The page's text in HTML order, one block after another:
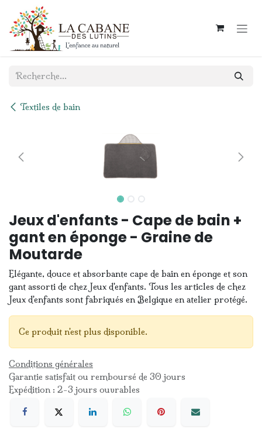
Se rendre au contenu
Textiles de bain
Jeux d'enfants - Cape de bain +
gant en éponge - Graine de
Moutarde
Elégante, douce et absorbante cape de bain en éponge et son
gant assorti de chez Jeux d'enfants. Tous les articles de chez
Jeux d'enfants sont fabriqués en Belgique en atelier protégé.
Ce produit n'est plus disponible.
Conditions générales
Garantie satisfait ou remboursé de 30 jours
Expédition : 2-3 jours ouvrables